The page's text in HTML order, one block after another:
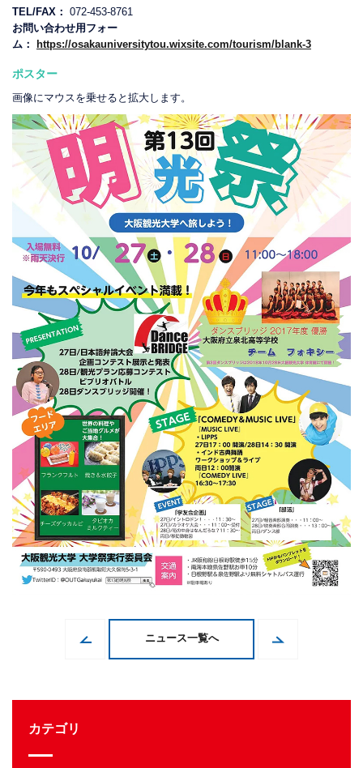
TEL/FAX： 072-453-8761
お問い合わせ用フォー
ム：
https://osakauniversitytou.wixsite.com/tourism/blank-3
ポスター
画像にマウスを乗せると拡大します。
ニュース一覧へ
カテゴリ